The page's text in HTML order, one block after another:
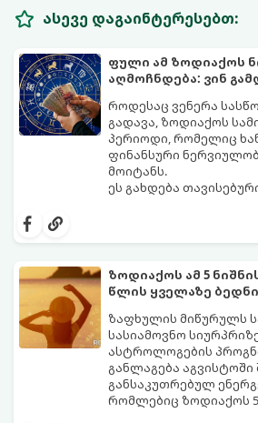
ასევე დაგაინტერესებთ:
ფული ამ ზოდიაქოს
აღმოჩნდება: ვინ
როდესაც ვენერა
გადავა, ზოდიაქოს
პერიოდი, რომელიც
ფინანსური
მოიტანს.
ეს გახდება
იჩენდა და
სურვილების
მკაცრ კონტროლს.
თანდათან შეიცვლება.
პრობლემები,
გეგონათ, უკან
გაჩნდება მეტი ნდობა
რთული პერიოდის
შეძლებენ
ახალი
ზოდიაქოს ამ 5
წლის ყველაზე
ზაფხულის მიწურულს
სასიამოვნო
ასტროლოგების
განლაგება აგვისტოში
განსაკუთრებულ
რომლებიც ზოდიაქოს 5